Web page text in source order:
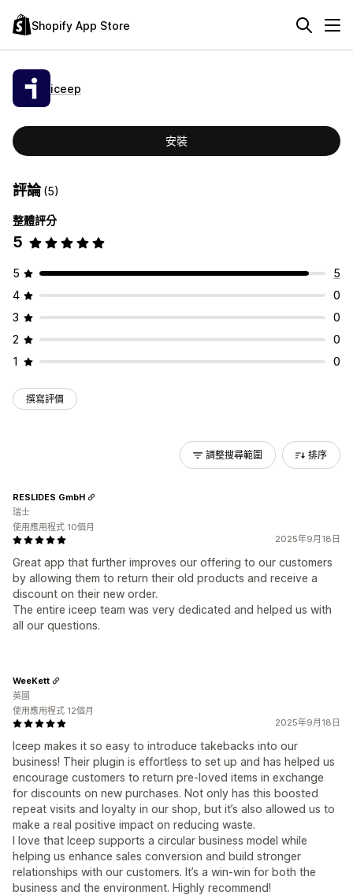
Shopify App Store
iceep
安裝
評論(5)
整體評分
5
5
5
4
0
3
0
2
0
1
0
撰寫評價
調整搜尋範圍 排序
2025年9月18日
Great app that further improves our offering to our customers
by allowing them to return their old products and receive a
discount on their new order.
The entire iceep team was very dedicated and helped us with
all our questions.
RESLIDES GmbH
瑞士
使用應用程式 10個月
2025年9月18日
Iceep makes it so easy to introduce takebacks into our
business! Their plugin is effortless to set up and has helped us
encourage customers to return pre-loved items in exchange
for discounts on new purchases. Not only has this boosted
repeat visits and loyalty in our shop, but it’s also allowed us to
make a real positive impact on reducing waste.
I love that Iceep supports a circular business model while
helping us enhance sales conversion and build stronger
relationships with our customers. It’s a win-win for both the
business and the environment. Highly recommend!
WeeKett
英國
使用應用程式 12個月